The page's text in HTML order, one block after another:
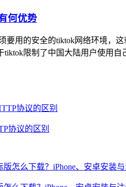
何优势
要用的安全的tiktok网络环境，
tiktok限制了中国大陆用户使用
协议的区别